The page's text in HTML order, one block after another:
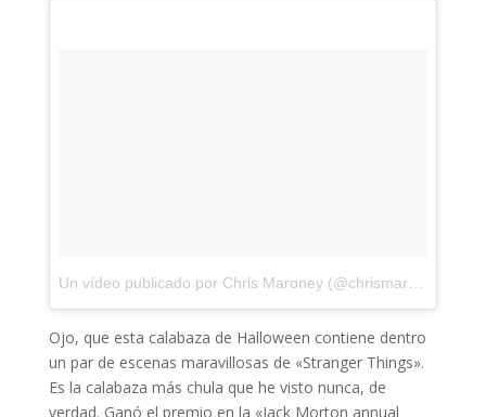
Un vídeo publicado por Chris Maroney (@chrismaroney)
Ojo, que esta calabaza de Halloween contiene dentro
un par de escenas maravillosas de «Stranger Things».
Es la calabaza más chula que he visto nunca, de
verdad. Ganó el premio en la «Jack Morton annual